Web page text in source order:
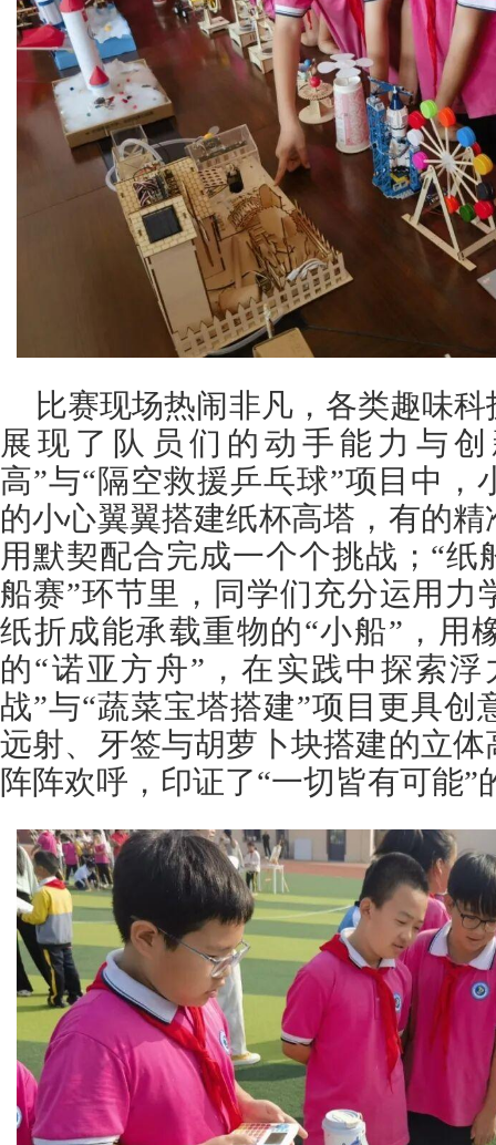
比赛现场热闹非凡，各类趣味
展现了队员们的动手能力与
高”与“隔空救援乒乓球”项目中，
的小心翼翼搭建纸杯高塔，有的
用默契配合完成一个个挑战；“纸
船赛”环节里，同学们充分运用力
纸折成能承载重物的“小船”，用
的“诺亚方舟”，在实践中探索
战”与“蔬菜宝塔搭建”项目更具创
远射、牙签与胡萝卜块搭建的立
阵阵欢呼，印证了“一切皆有可能”